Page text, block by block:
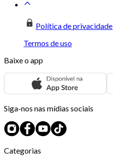
Política de privacidade
Termos de uso
Baixe o app
Siga-nos nas mídias sociais
Categorias